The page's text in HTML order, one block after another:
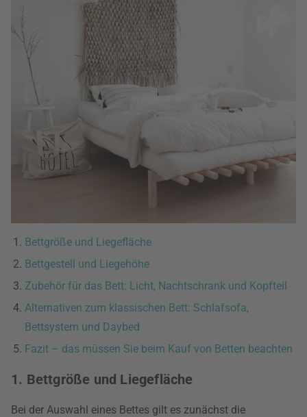
Bettgröße und Liegefläche
Bettgestell und Liegehöhe
Zubehör für das Bett: Licht, Nachtschrank und Kopfteil
Alternativen zum klassischen Bett: Schlafsofa,
Bettsystem und Daybed
Fazit – das müssen Sie beim Kauf von Betten beachten
1. Bettgröße und Liegefläche
Bei der Auswahl eines Bettes gilt es zunächst die